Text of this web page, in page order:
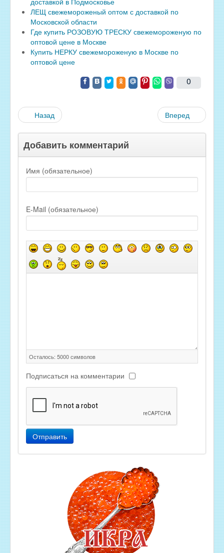
ЛЕЩ свежемороженый оптом с доставкой по
Московской области
Где купить РОЗОВУЮ ТРЕСКУ свежемороженую по
оптовой цене в Москве
Купить НЕРКУ свежемороженую в Москве по
оптовой цене
0
Назад Вперед
Добавить комментарий
Имя (обязательное)
E-Mail (обязательное)
Осталось: 5000символов
Подписаться на комментарии
Отправить